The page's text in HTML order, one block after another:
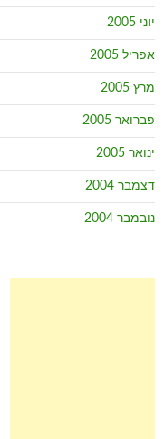
יוני 2005
אפריל 2005
מרץ 2005
פברואר 2005
ינואר 2005
דצמבר 2004
נובמבר 2004